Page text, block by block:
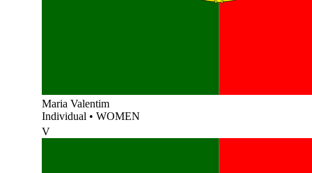
Maria Valentim
Individual • WOMEN
V